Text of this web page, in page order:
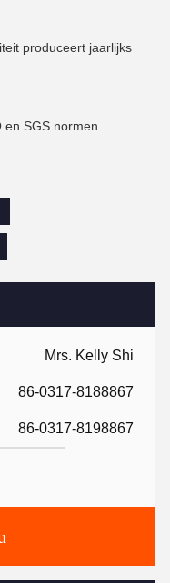
Mrs. Kelly Shi
86-0317-8188867
86-0317-8198867
produceert jaarlijks
SGS normen.